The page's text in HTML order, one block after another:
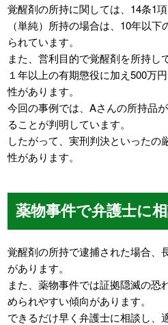
覚醒剤の所持に関しては、14条1
（単純）所持の場合は、10年以
られています。
また、営利目的で覚醒剤を所持し
１年以上の有期懲役に加え500万
性があります。
今回の事例では、Aさんの所持品
ることが判明しています。
したがって、実刑判決といったの
性があります。
薬物事件で弁護士に
覚醒剤の所持で逮捕された場合、
があります。
また、薬物事件では証拠隠滅の恐
められやすい傾向があります。
できるだけ早く弁護士に相談し、